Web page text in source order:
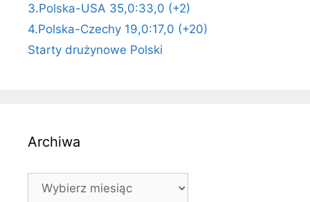
3.Polska-USA 35,0:33,0 (+2)
4.Polska-Czechy 19,0:17,0 (+20)
Starty drużynowe Polski
Archiwa
Archiwa